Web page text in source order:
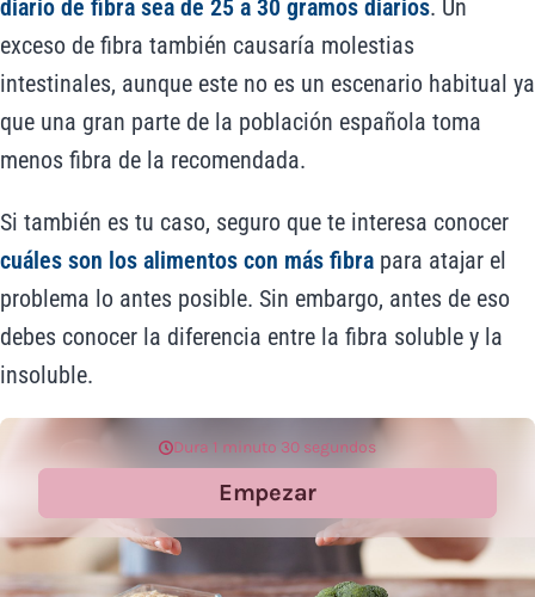
diario de fibra sea de 25 a 30 gramos diarios. Un
exceso de fibra también causaría molestias
intestinales, aunque este no es un escenario habitual ya
que una gran parte de la población española toma
menos fibra de la recomendada.
Si también es tu caso, seguro que te interesa conocer
cuáles son los alimentos con más fibra para atajar el
problema lo antes posible. Sin embargo, antes de eso
debes conocer la diferencia entre la fibra soluble y la
insoluble.